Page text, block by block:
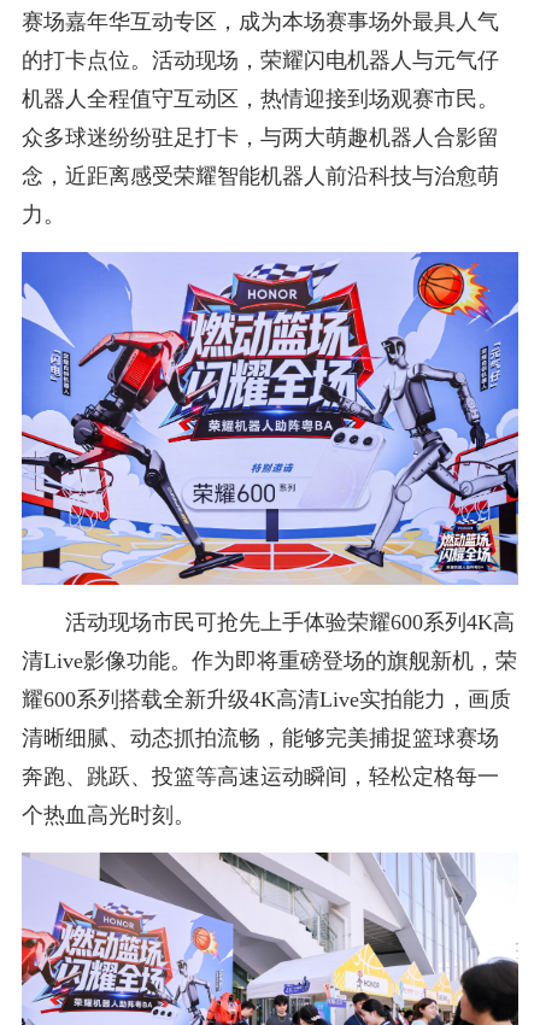
赛场嘉年华互动专区，成为本场赛事场外最具人气
的打卡点位。活动现场，荣耀闪电机器人与元气仔
机器人全程值守互动区，热情迎接到场观赛市民。
众多球迷纷纷驻足打卡，与两大萌趣机器人合影留
念，近距离感受荣耀智能机器人前沿科技与治愈萌
力。
活动现场市民可抢先上手体验荣耀600系列4K高
清Live影像功能。作为即将重磅登场的旗舰新机，荣
耀600系列搭载全新升级4K高清Live实拍能力，画质
清晰细腻、动态抓拍流畅，能够完美捕捉篮球赛场
奔跑、跳跃、投篮等高速运动瞬间，轻松定格每一
个热血高光时刻。